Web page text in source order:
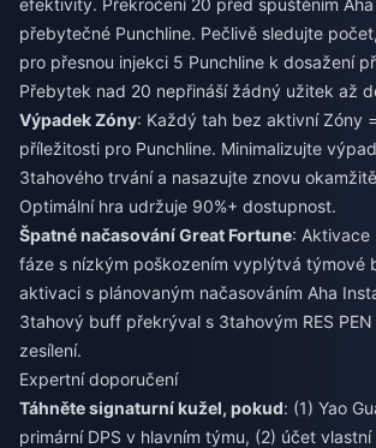
efektivity. Překročení 20 před spuštěním
přebytečné Punchline. Pečlivě sledujte
pro přesnou injekci 5 Punchline k dosažení
Přebytek nad 20 nepřináší žádný užitek až
Výpadek Zóny: Každý tah bez aktivní Zóny
příležitosti pro Punchline. Minimalizujte
3tahového trvání a nasazujte znovu
Optimální hra udržuje 90%+ dostupnost.
Špatné načasování Great Fortune: Aktivace
fáze s nízkým poškozením vyplýtvá týmové
aktivaci s plánovaným načasováním Aha
3tahový buff překrýval s 3tahovým RES
zesílení.
Expertní doporučení
Táhněte signaturní kužel, pokud: (1) Yao
primární DPS v hlavním týmu, (2) účet